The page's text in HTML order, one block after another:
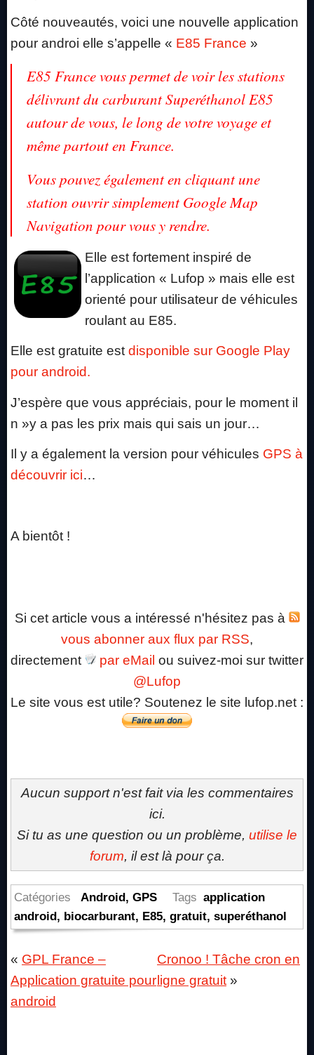
Côté nouveautés, voici une nouvelle application
pour androi elle s’appelle « E85 France »
E85 France vous permet de voir les stations
délivrant du carburant Superéthanol E85
autour de vous, le long de votre voyage et
même partout en France.
Vous pouvez également en cliquant une
station ouvrir simplement Google Map
Navigation pour vous y rendre.
Elle est fortement inspiré de
l’application « Lufop » mais elle est
orienté pour utilisateur de véhicules
roulant au E85.
Elle est gratuite estdisponible sur Google Play
pour android.
J’espère que vous appréciais, pour le moment il
n »y a pas les prix mais qui sais un jour…
Il y a également la version pour véhicules GPS à
découvrir ici…
A bientôt !
Si cet article vous a intéressé n'hésitez pas à
vous abonner aux flux par RSS,
directement
par eMail ou suivez-moi sur twitter
@Lufop
Le site vous est utile? Soutenez le site lufop.net :
Aucun support n'est fait via les commentaires
ici.
Si tu as une question ou un problème, utilise le
forum, il est là pour ça.
Catégories Android, GPS Tags application
android, biocarburant, E85, gratuit, superéthanol
« GPL France –
Application gratuite pour
android
Cronoo ! Tâche cron en
ligne gratuit »